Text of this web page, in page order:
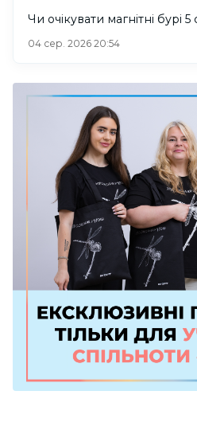
Чи очікувати магнітні бурі
04 сер. 2026 20:54